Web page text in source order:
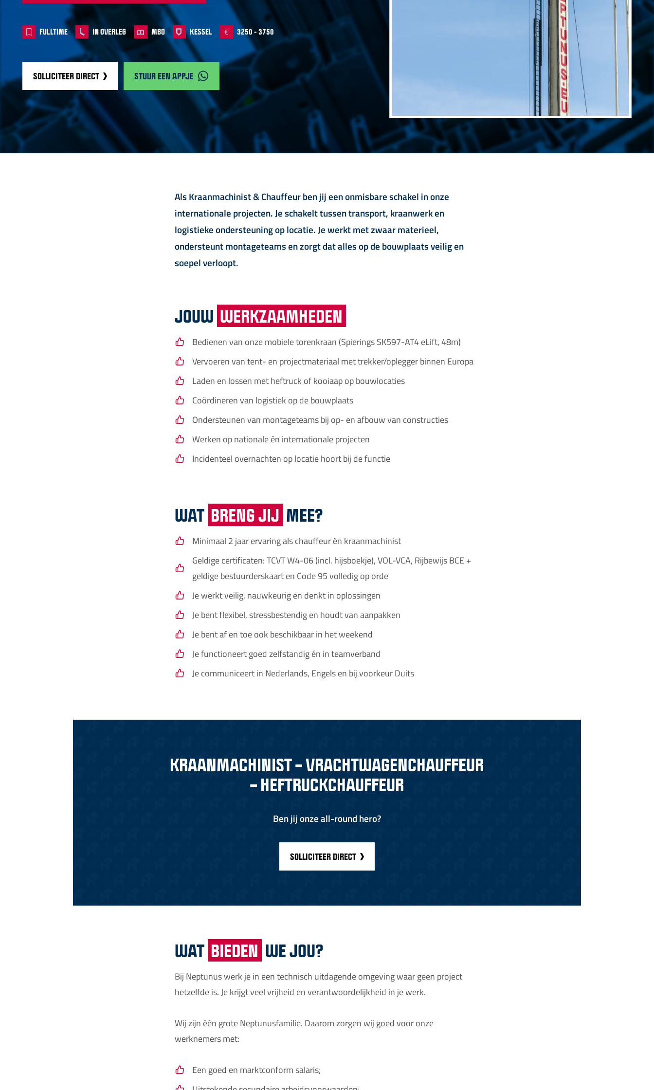
FULLTIME IN OVERLEG MBO KESSEL 3250 - 3750
SOLLICITEER DIRECT STUUR EEN APPJE
Als Kraanmachinist & Chauffeur ben jij een onmisbare schakel in onze
internationale projecten. Je schakelt tussen transport, kraanwerk en
logistieke ondersteuning op locatie. Je werkt met zwaar materieel,
ondersteunt montageteams en zorgt dat alles op de bouwplaats veilig en
soepel verloopt.
JOUW WERKZAAMHEDEN
Bedienen van onze mobiele torenkraan (Spierings SK597-AT4 eLift, 48m)
Vervoeren van tent- en projectmateriaal met trekker/oplegger binnen Europa
Laden en lossen met heftruck of kooiaap op bouwlocaties
Coördineren van logistiek op de bouwplaats
Ondersteunen van montageteams bij op- en afbouw van constructies
Werken op nationale én internationale projecten
Incidenteel overnachten op locatie hoort bij de functie
WAT BRENG JIJ MEE?
Minimaal 2 jaar ervaring als chauffeur én kraanmachinist
Geldige certificaten: TCVT W4-06 (incl. hijsboekje), VOL-VCA, Rijbewijs BCE +
geldige bestuurderskaart en Code 95 volledig op orde
Je werkt veilig, nauwkeurig en denkt in oplossingen
Je bent flexibel, stressbestendig en houdt van aanpakken
Je bent af en toe ook beschikbaar in het weekend
Je functioneert goed zelfstandig én in teamverband
Je communiceert in Nederlands, Engels en bij voorkeur Duits
KRAANMACHINIST – VRACHTWAGENCHAUFFEUR
– HEFTRUCKCHAUFFEUR
Ben jij onze all-round hero?
SOLLICITEER DIRECT
WAT BIEDEN WE JOU?
Bij Neptunus werk je in een technisch uitdagende omgeving waar geen project
hetzelfde is. Je krijgt veel vrijheid en verantwoordelijkheid in je werk.
Wij zijn één grote Neptunusfamilie. Daarom zorgen wij goed voor onze
werknemers met:
Een goed en marktconform salaris;